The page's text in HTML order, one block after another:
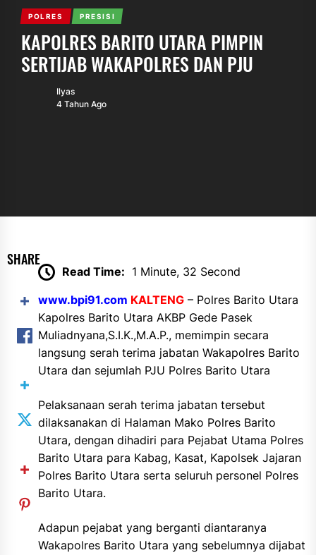
POLRES PRESISI
KAPOLRES BARITO UTARA PIMPIN
SERTIJAB WAKAPOLRES DAN PJU
Ilyas
4 Tahun Ago
SHARE
Read Time: 1 Minute, 32 Second
www.bpi91.com KALTENG– Polres Barito Utara
Kapolres Barito Utara AKBP Gede Pasek
Muliadnyana,S.I.K.,M.A.P., memimpin secara
langsung serah terima jabatan Wakapolres Barito
Utara dan sejumlah PJU Polres Barito Utara
Pelaksanaan serah terima jabatan tersebut
dilaksanakan di Halaman Mako Polres Barito
Utara, dengan dihadiri para Pejabat Utama Polres
Barito Utara para Kabag, Kasat, Kapolsek Jajaran
Polres Barito Utara serta seluruh personel Polres
Barito Utara.
Adapun pejabat yang berganti diantaranya
Wakapolres Barito Utara yang sebelumnya dijabat